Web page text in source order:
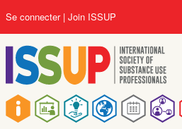
au
contenu
principal
Main
navigation
User
account
menu
Se connecter Join ISSUP